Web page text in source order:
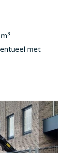
met